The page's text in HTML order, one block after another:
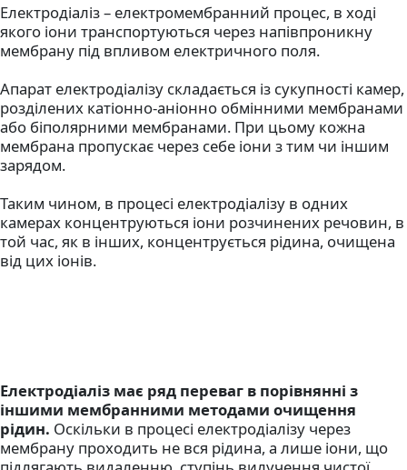
Електродіаліз– електромембранний процес, в ході
якого іони транспортуються через напівпроникну
мембрану під впливом електричного поля.
Апарат електродіалізу складається із сукупності камер,
розділених катіонно-аніонно обмінними мембранами
або біполярними мембранами. При цьому кожна
мембрана пропускає через себе іони з тим чи іншим
зарядом.
Таким чином, в процесі електродіалізу в одних
камерах концентруються іони розчинених речовин, в
той час, як в інших, концентрується рідина, очищена
від цих іонів.
Електродіаліз має ряд переваг в порівнянні з
іншими мембранними методами очищення
рідин. Оскільки в процесі електродіалізу через
мембрану проходить не вся рідина, а лише іони, що